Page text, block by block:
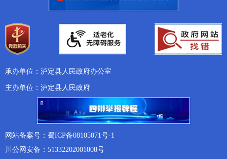
承办单位：泸定县人民政府办公室
主办单位：泸定县人民政府
网站备案号：蜀ICP备08105071号-1
川公网安备：51332202001008号